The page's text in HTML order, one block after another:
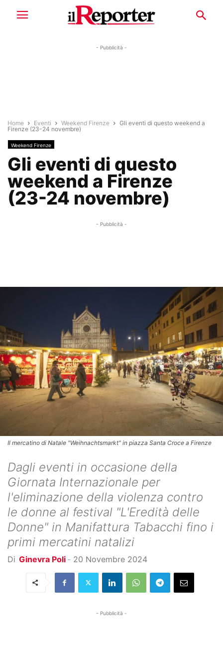
- Pubblicità -
Home Eventi Weekend Firenze
Gli eventi di questo weekend a
Firenze (23-24 novembre)
Weekend Firenze
Gli eventi di questo
weekend a Firenze
(23-24 novembre)
- Pubblicità -
Il mercatino di Natale "Weihnachtsmarkt" in piazza Santa Croce a Firenze
Dagli eventi in occasione della
Giornata Internazionale per
l'eliminazione della violenza contro
le donne al festival "L'Eredità delle
Donne" in Manifattura Tabacchi fino i
primi mercatini natalizi
Di Ginevra Poli - 20 Novembre 2024
- Pubblicità -